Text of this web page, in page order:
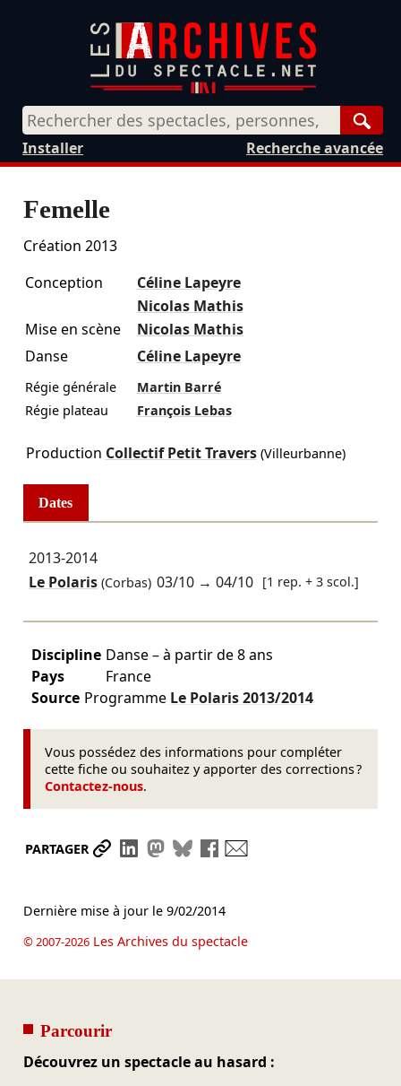
Recherche avancée
Installer
Femelle
Création 2013
Conception
Céline Lapeyre
Nicolas Mathis
Mise en scène
Nicolas Mathis
Danse
Céline Lapeyre
Régie générale
Martin Barré
Régie plateau
François Lebas
Production Collectif Petit Travers(Villeurbanne)
Dates
2013-2014
Le Polaris(Corbas) 03/10 →04/10 [1 rep. + 3 scol.]
Discipline Danse – à partir de 8 ans
Pays
France
Source Programme Le Polaris2013/2014
Vous possédez des informations pour compléter
cette fiche ou souhaitez y apporter des corrections ?
Contactez-nous.
PARTAGER Partager le lien
Partager sur LinkedIn
Partager sur Mastodon
Partager sur Bluesky
Partager sur Facebook
Dernière mise à jour le 9/02/2014
© 2007-2026Les Archives du spectacle
Parcourir
Découvrez un spectacle au hasard :